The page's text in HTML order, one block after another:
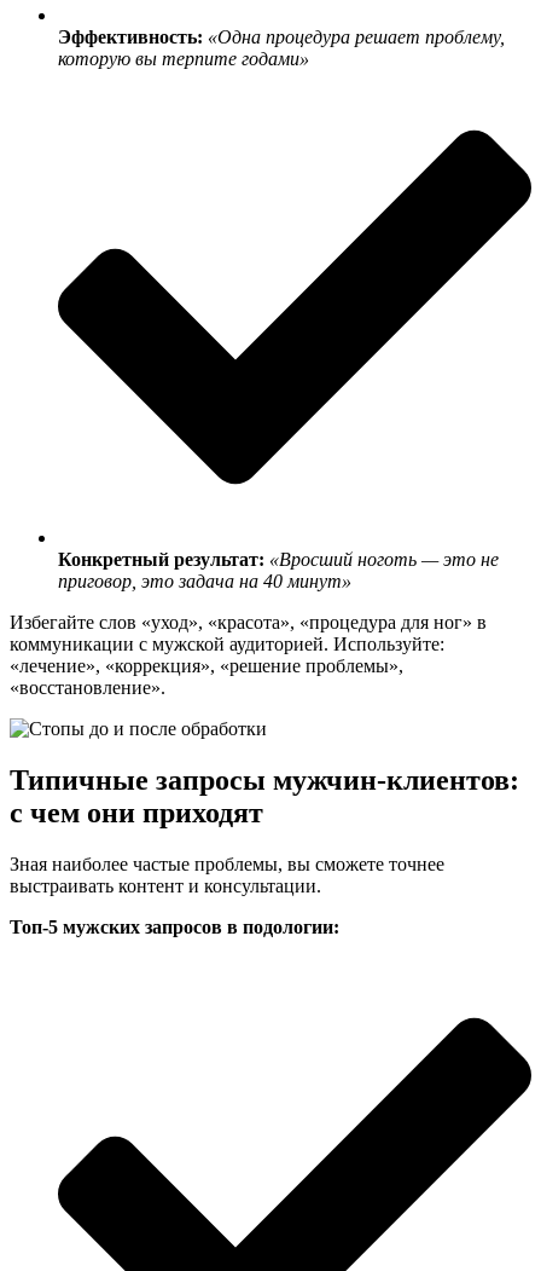
Эффективность: «Одна процедура решает проблему,
которую вы терпите годами»
Конкретный результат: «Вросший ноготь — это не
приговор, это задача на 40 минут»
Избегайте слов «уход», «красота», «процедура для ног» в
коммуникации с мужской аудиторией. Используйте:
«лечение», «коррекция», «решение проблемы»,
«восстановление».
Типичные запросы мужчин-клиентов:
с чем они приходят
Зная наиболее частые проблемы, вы сможете точнее
выстраивать контент и консультации.
Топ-5 мужских запросов в подологии: